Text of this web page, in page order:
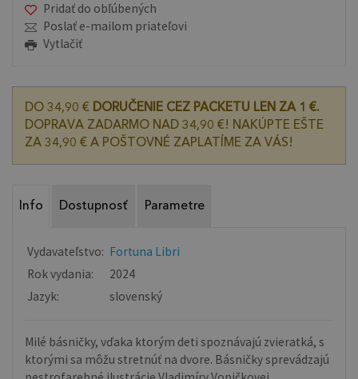
Pridať do obľúbených
Poslať e-mailom priateľovi
Vytlačiť
DO 34,90 € DORUČENIE CEZ PACKETU LEN ZA 1 €.
DOPRAVA ZADARMO NAD 34,90 €! NAKÚPTE EŠTE
ZA 34,90 € A POŠTOVNÉ ZAPLATÍME ZA VÁS!
Info Dostupnosť Parametre
Vydavateľstvo: Fortuna Libri
Rok vydania:
2024
Jazyk:
slovenský
Milé básničky, vďaka ktorým deti spoznávajú zvieratká, s
ktorými sa môžu stretnúť na dvore. Básničky sprevádzajú